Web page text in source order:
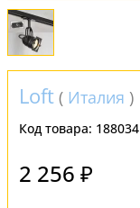
Loft ( Италия )
Код товара: 188034
2 256 ₽